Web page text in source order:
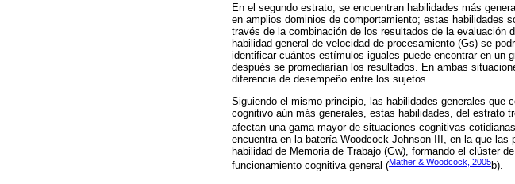
En el segundo estrato, se encuentran habilidades más
en amplios dominios de comportamiento; estas habilidades
través de la combinación de los resultados de la evaluación
habilidad general de velocidad de procesamiento (Gs) se
identificar cuántos estímulos iguales puede encontrar en un
después se promediarían los resultados. En ambas
diferencia de desempeño entre los sujetos.
Siguiendo el mismo principio, las habilidades generales que
cognitivo aún más generales, estas habilidades, del estrato
afectan una gama mayor de situaciones cognitivas
encuentra en la batería Woodcock Johnson III, en la que
habilidad de Memoria de Trabajo (Gw), formando el clúster
funcionamiento cognitiva general (Mather & Woodcock, 2005b).